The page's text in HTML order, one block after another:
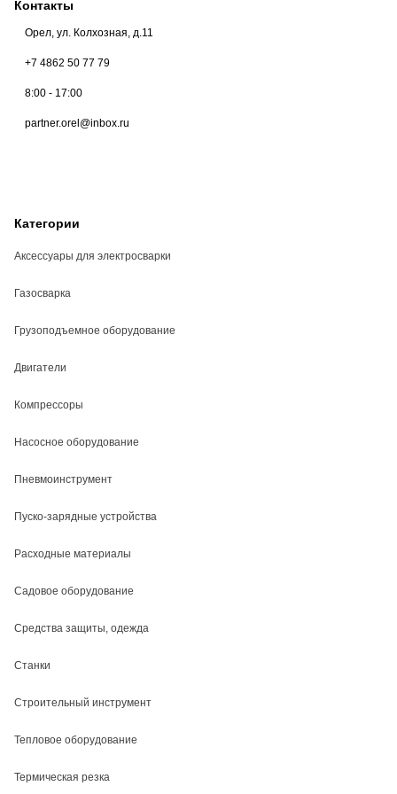
Контакты
Орел, ул. Колхозная, д.11
+7 4862 50 77 79
8:00 - 17:00
partner.orel@inbox.ru
Категории
Аксессуары для электросварки
Газосварка
Грузоподъемное оборудование
Двигатели
Компрессоры
Насосное оборудование
Пневмоинструмент
Пуско-зарядные устройства
Расходные материалы
Садовое оборудование
Средства защиты, одежда
Станки
Строительный инструмент
Тепловое оборудование
Термическая резка